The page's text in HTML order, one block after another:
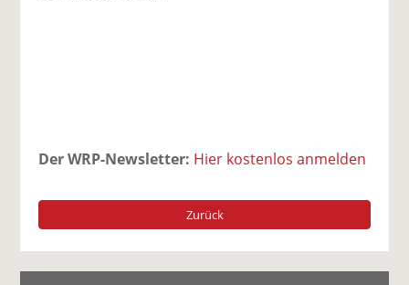
Der WRP-Newsletter: Hier kostenlos anmelden
Zurück